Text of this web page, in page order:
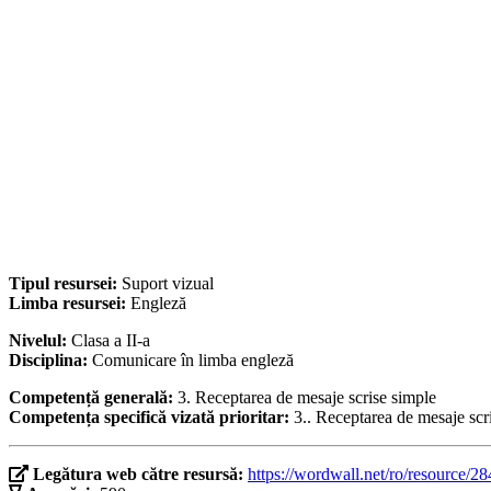
Tipul resursei: Suport vizual
Limba resursei: Engleză
Nivelul: Clasa a II-a
Disciplina: Comunicare în limba engleză
Competență generală: 3. Receptarea de mesaje scrise simple
Competența specifică vizată prioritar: 3.. Receptarea de mesaje
Legătura web către resursă: https://wordwall.net/ro/resource/